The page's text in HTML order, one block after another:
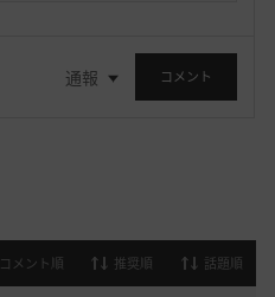
通報 コメント
コメント順 推奨順 話題順